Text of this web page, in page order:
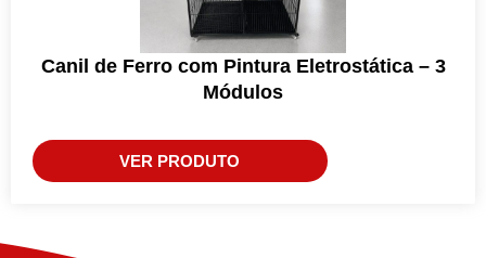
Canil de Ferro com Pintura Eletrostática – 3
Módulos
VER PRODUTO